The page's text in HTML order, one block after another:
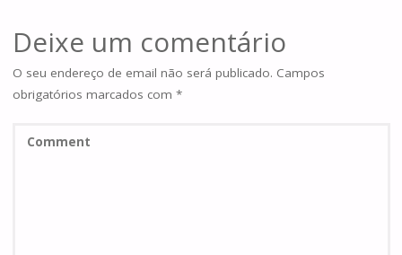
Deixe um comentário
O seu endereço de email não será publicado. Campos
obrigatórios marcados com *